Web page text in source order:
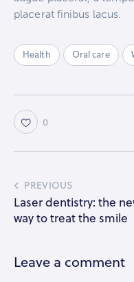
placerat finibus lacus.
Health Oral care
0
PREVIOUS
Laser dentistry: the
way to treat the smile
Leave a comment